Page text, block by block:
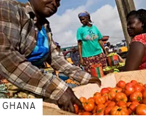
GHANA